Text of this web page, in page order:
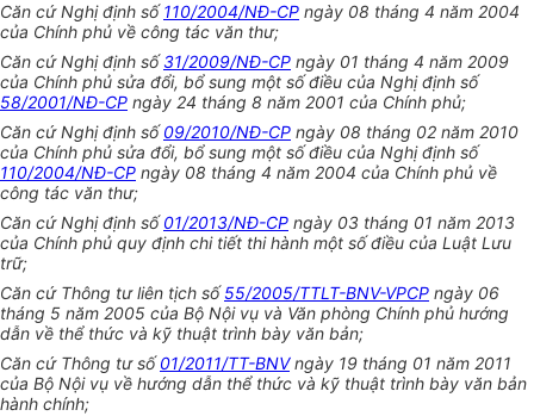
Căn cứ Nghị định số110/2004/NĐ-CP ngày 08 tháng 4 năm 2004
của Chính phủ về công tác văn thư;
Căn cứ Nghị định số31/2009/NĐ-CP ngày 01 tháng 4 năm 2009
của Chính phủ sửa đổi, bổ sung một số điều của Nghị định số
58/2001/NĐ-CP ngày 24 tháng 8 năm 2001 của Chính phủ;
Căn cứ Nghị định số09/2010/NĐ-CP ngày 08 tháng 02 năm 2010
của Chính phủ sửa đổi, bổ sung một số điều của Nghị định số
110/2004/NĐ-CP ngày 08 tháng 4 năm 2004 của Chính phủ về
công tác văn thư;
Căn cứ Nghị định số01/2013/NĐ-CP ngày 03 tháng 01 năm 2013
của Chính phủ quy định chi tiết thi hành một số điều của Luật Lưu
trữ;
Căn cứ Thông tư liên tịch số55/2005/TTLT-BNV-VPCP ngày 06
tháng 5 năm 2005 của Bộ Nội vụ và Văn phòng Chính phủ hướng
dẫn về thể thức và kỹ thuật trình bày văn bản;
Căn cứ Thông tư số01/2011/TT-BNVngày 19 tháng 01 năm 2011
của Bộ Nội vụ về hướng dẫn thể thức và kỹ thuật trình bày văn bản
hành chính;